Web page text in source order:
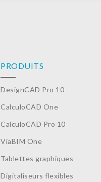
PRODUITS
DesignCAD Pro 10
CalculoCAD One
CalculoCAD Pro 10
ViaBIM One
Tablettes graphiques
Digitaliseurs flexibles